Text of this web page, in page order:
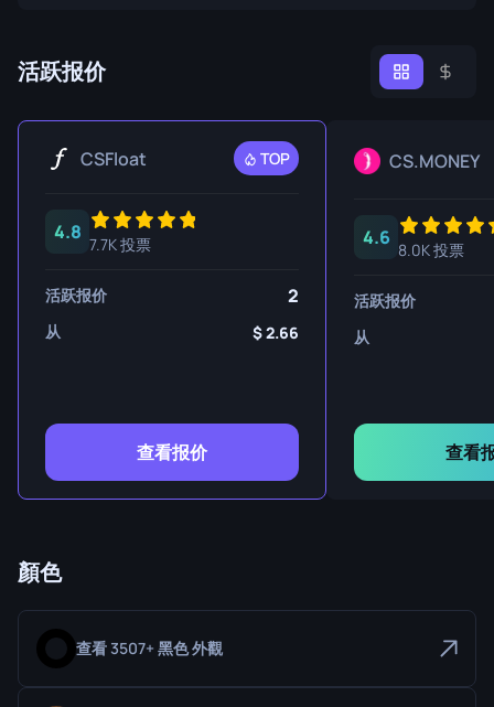
活跃报价
CSFloat TOP
4.8
7.7K 投票
活跃报价 2
从 2.66
查看报价
CS.MONEY
4.6
8.0K 投票
活跃报价
从
查看
顏色
查看 3507+ 黑色 外觀